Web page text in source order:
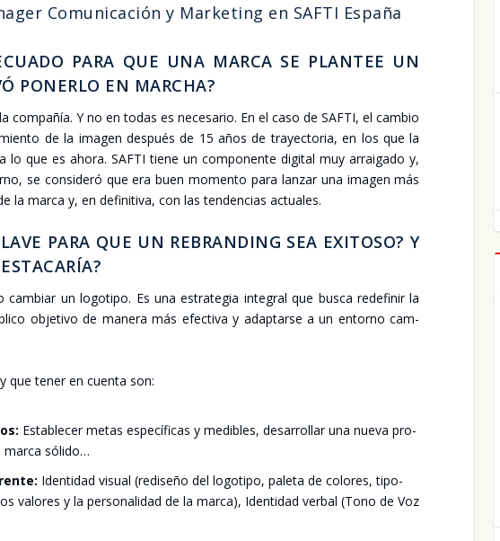
Comu­ni­ca­ción y Mar­ke­ting en SAF­TI Espa­ña
PARA QUE UNA MAR­CA SE PLAN­TEE UN
PONER­LO EN MAR­CHA?
Y no en todas es nece­sa­rio. En el caso de SAF­TI, el cam­bio
de la ima­gen des­pués de 15 años de tra­yec­to­ria, en los que la
que es aho­ra. SAF­TI tie­ne un com­po­nen­te digi­tal muy arrai­ga­do y,
se con­si­de­ró que era buen momen­to para lan­zar una ima­gen más
la mar­ca y, en defi­ni­ti­va, con las ten­den­cias actua­les.
PARA QUE UN REBRAN­DING SEA EXI­TO­SO? Y
un logo­ti­po. Es una estra­te­gia inte­gral que bus­ca rede­fi­nir la
obje­ti­vo de mane­ra más efec­ti­va y adap­tar­se a un entorno cam­
que tener en cuen­ta son:
Esta­ble­cer metas espe­cí­fi­cas y medi­bles, desa­rro­llar una nue­va pro­
mar­ca sóli­do…
Iden­ti­dad visual (redi­se­ño del logo­ti­po, pale­ta de colo­res, tipo­
valo­res y la per­so­na­li­dad de la mar­ca), Iden­ti­dad ver­bal (Tono de Voz